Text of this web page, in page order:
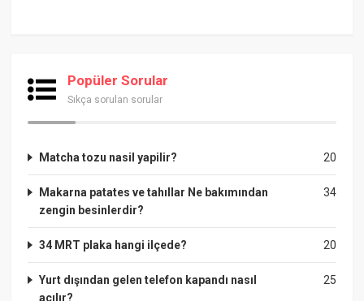
Popüler Sorular
Sıkça sorulan sorular
20
Matcha tozu nasil yapilir?
34
Makarna patates ve tahıllar Ne bakımından
zengin besinlerdir?
20
34 MRT plaka hangi ilçede?
25
Yurt dışından gelen telefon kapandı nasıl
açılır?